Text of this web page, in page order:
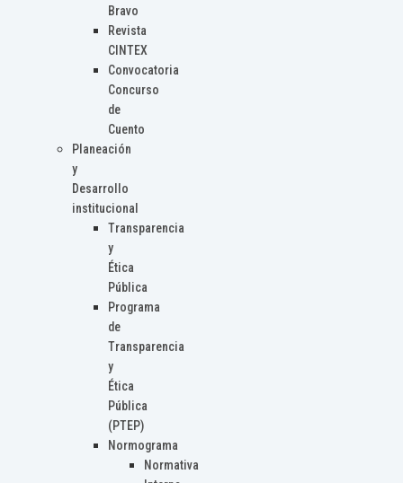
Bravo
Revista
CINTEX
Convocatoria
Concurso
de
Cuento
Planeación
y
Desarrollo
institucional
Transparencia
y
Ética
Pública
Programa
de
Transparencia
y
Ética
Pública
(PTEP)
Normograma
Normativa